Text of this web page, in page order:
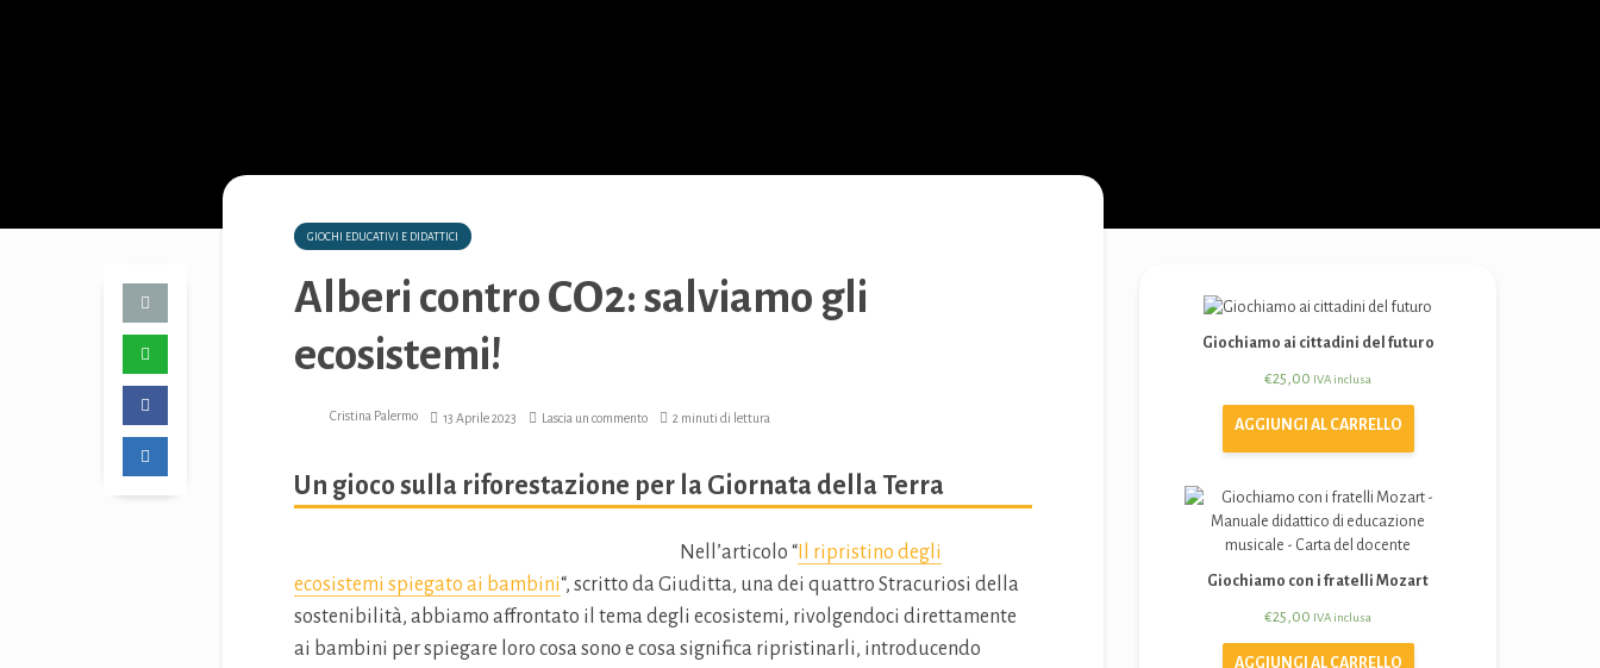
GIOCHI EDUCATIVI E DIDATTICI
Alberi contro CO2: salviamo gli
ecosistemi!
Cristina Palermo 13 Aprile 2023 Lascia un commento 2 minuti di lettura
Un gioco sulla riforestazione per la Giornata della Terra
Nell’articolo “ Il ripristino degli
ecosistemi spiegato ai bambini“, scritto da Giuditta, una dei quattro Stracuriosi della
sostenibilità, abbiamo affrontato il tema degli ecosistemi, rivolgendoci direttamente
ai bambini per spiegare loro cosa sono e cosa significa ripristinarli, introducendo
Giochiamo ai cittadini del futuro
€25,00 IVA inclusa
AGGIUNGI AL CARRELLO
Giochiamo con i fratelli Mozart
€25,00 IVA inclusa
AGGIUNGI AL CARRELLO